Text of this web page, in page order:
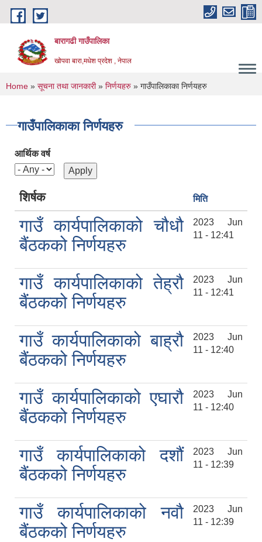
Skip to main content
बारागढी गाउँपालिका
खोपवा बारा,मधेश प्रदेश , नेपाल
You are here
Home » सूचना तथा जानकारी» निर्णयहरु » गाउँपालिकाका निर्णयहरु
गाउँपालिकाका निर्णयहरु
आर्थिक वर्ष
शिर्षक मिति
गाउँ कार्यपालिकाको चौधौ
बैंठकको निर्णयहरु
2023 Jun
11 - 12:41
गाउँ कार्यपालिकाको तेह्रौ
बैंठकको निर्णयहरु
2023 Jun
11 - 12:41
गाउँ कार्यपालिकाको बाह्रौ
बैंठकको निर्णयहरु
2023 Jun
11 - 12:40
गाउँ कार्यपालिकाको एघारौ
बैंठकको निर्णयहरु
2023 Jun
11 - 12:40
गाउँ कार्यपालिकाको दशौं
बैंठकको निर्णयहरु
2023 Jun
11 - 12:39
गाउँ कार्यपालिकाको नवौ
बैंठकको निर्णयहरु
2023 Jun
11 - 12:39